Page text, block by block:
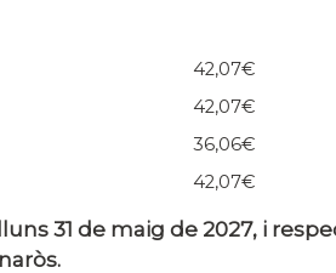
42,07€
42,07€
36,06€
42,07€
31 de maig de 2027, i